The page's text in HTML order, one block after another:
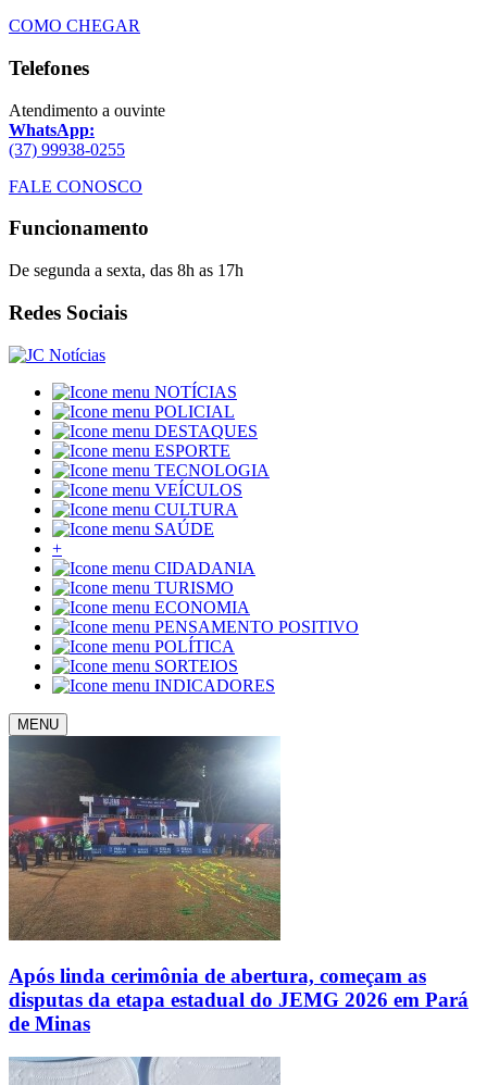
COMO CHEGAR
Telefones
Atendimento a ouvinte
WhatsApp:
(37) 99938-0255
FALE CONOSCO
Funcionamento
De segunda a sexta, das 8h as 17h
Redes Sociais
NOTÍCIAS
POLICIAL
DESTAQUES
ESPORTE
TECNOLOGIA
VEÍCULOS
CULTURA
SAÚDE
+
CIDADANIA
TURISMO
ECONOMIA
PENSAMENTO POSITIVO
POLÍTICA
SORTEIOS
INDICADORES
MENU
Após linda cerimônia de abertura, começam as
disputas da etapa estadual do JEMG 2026 em Pará
de Minas